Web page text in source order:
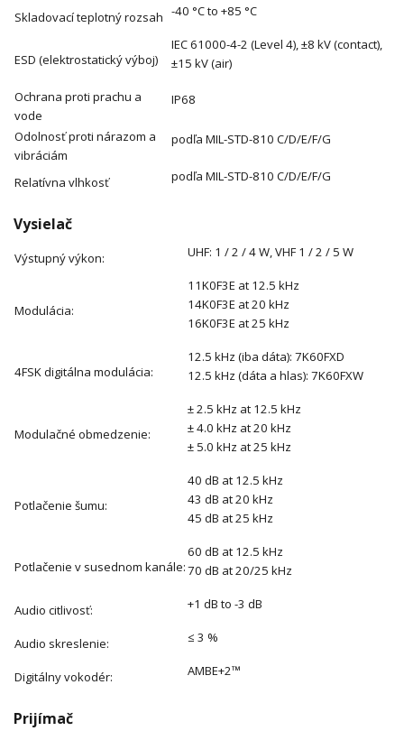
Skladovací teplotný rozsah -40 °C to +85 °C
ESD (elektrostatický výboj)
IEC 61000-4-2 (Level 4), ±8 kV (contact),
±15 kV (air)
Ochrana proti prachu a
vode
IP68
Odolnosť proti nárazom a
vibráciám
podľa MIL-STD-810 C/D/E/F/G
Relatívna vlhkosť podľa MIL-STD-810 C/D/E/F/G
Vysielač
Výstupný výkon: UHF: 1 / 2 / 4 W, VHF 1 / 2 / 5 W
Modulácia:
11K0F3E at 12.5 kHz
14K0F3E at 20 kHz
16K0F3E at 25 kHz
4FSK digitálna modulácia:
12.5 kHz (iba dáta): 7K60FXD
12.5 kHz (dáta a hlas): 7K60FXW
Modulačné obmedzenie:
± 2.5 kHz at 12.5 kHz
± 4.0 kHz at 20 kHz
± 5.0 kHz at 25 kHz
Potlačenie šumu:
40 dB at 12.5 kHz
43 dB at 20 kHz
45 dB at 25 kHz
Potlačenie v susednom kanále:
60 dB at 12.5 kHz
70 dB at 20/25 kHz
Audio citlivosť: +1 dB to -3 dB
Audio skreslenie: ≤ 3 %
Digitálny vokodér: AMBE+2™
Prijímač